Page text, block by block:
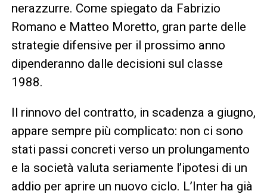
nerazzurre. Come spiegato da Fabrizio
Romano e Matteo Moretto, gran parte delle
strategie difensive per il prossimo anno
dipenderanno dalle decisioni sul classe
1988.
Il rinnovo del contratto, in scadenza a giugno,
appare sempre più complicato: non ci sono
stati passi concreti verso un prolungamento
e la società valuta seriamente l’ipotesi di un
addio per aprire un nuovo ciclo. L’Inter ha già